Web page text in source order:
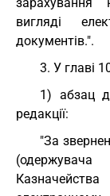
вигляді
документів.".
3. У главі
1) абзац
редакції:
"За